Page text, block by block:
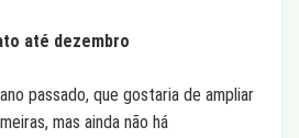
até dezembro
passado, que gostaria de ampliar
mas ainda não há